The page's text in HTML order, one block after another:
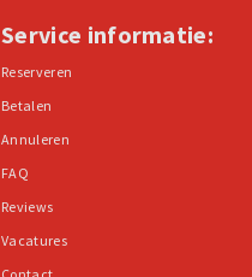
Service informatie:
Reserveren
Betalen
Annuleren
FAQ
Reviews
Vacatures